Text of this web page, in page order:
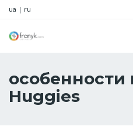
ua | ru
особенности
Huggies